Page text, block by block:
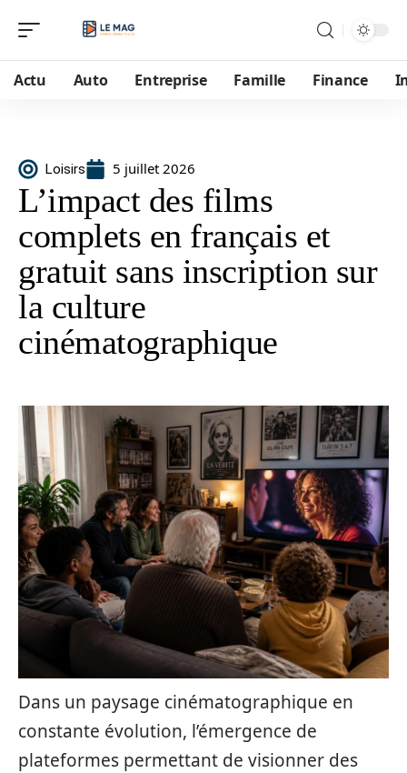
Actu Auto Entreprise Famille Finance
Loisirs 5 juillet 2026
L’impact des films
complets en français et
gratuit sans inscription sur
la culture
cinématographique
Dans un paysage cinématographique en
constante évolution, l’émergence de
plateformes permettant de visionner des